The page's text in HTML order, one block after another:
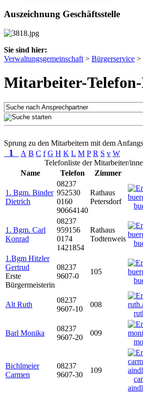
Auszeichnung Geschäftsstelle
Sie sind hier:
Verwaltungsgemeinschaft > Bürgerservice >
Mitarbeiter-
Sprung zu den Mitarbeitern mit dem
1 A B C f G H K L M P R S v W
Telefonliste der Mitarbeiter/
Name
Telefon Zimmer
1. Bgm. Binder
Dietrich
08237
952530
0160
90664140
Rathaus
Petersdorf
1. Bgm. Carl
Konrad
08237
959156
0174
1421854
Rathaus
Todtenweis
1.Bgm Hitzler
Gertrud
Erste
Bürgermeisterin
08237
9607-0
105
Alt Ruth
08237
9607-10
008
Barl Monika
08237
9607-20
009
Bichlmeier
Carmen
08237
9607-30
109